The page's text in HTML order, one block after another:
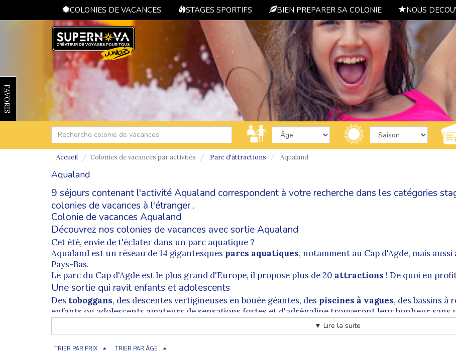
COLONIES DE VACANCES STAGES SPORTIFS BIEN PREPARER SA COLONIE NOUS
FAVORIS
Accueil Colonies de vacances par activités Parc d'attractions Aqualand
Aqualand
9 séjours contenant l'activité Aqualand correspondent à votre recherche dans les catégories
colonies de vacances à l'étranger.
Colonie de vacances Aqualand
Découvrez nos colonies de vacances avec sortie Aqualand
Cet été, envie de t'éclater dans un parc aquatique ?
Aqualand est un réseau de 14 gigantesques parcs aquatiques, notamment au Cap d'Agde, mais
Pays-Bas.
Le parc du Cap d'Agde est le plus grand d'Europe, il propose plus de 20 attractions ! De quoi en
Une sortie qui ravit enfants et adolescents
Des toboggans, des descentes vertigineuses en bouée géantes, des piscines à vagues, des bassins à
enfants ou adolescents amateurs de sensations fortes et d'adrénaline trouveront leur bonheur sans
Des sensations : dans le noir, dans les vagues... desattractionsqui vont mettront sens dessus
Des espaces calmes : jeux d'eau et toboggans adaptés pour s'initier aux premières glisses !
▼ Lire la suite
TRIER PAR PRIX TRIER PAR ÂGE